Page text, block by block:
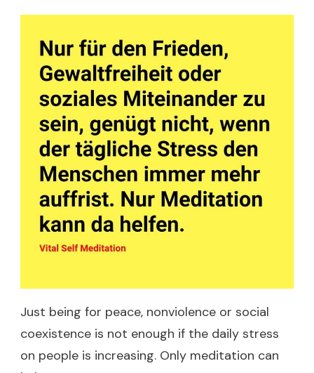
Just being for peace, nonviolence or social
coexistence is not enough if the daily stress
on people is increasing. Only meditation can